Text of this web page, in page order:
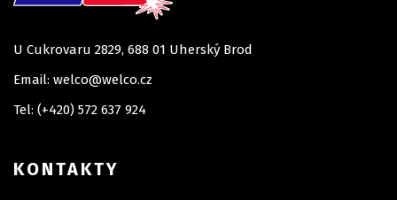
U Cukrovaru 2829, 688 01 Uherský Brod
Email: welco@welco.cz
Tel: (+420) 572 637 924
KONTAKTY